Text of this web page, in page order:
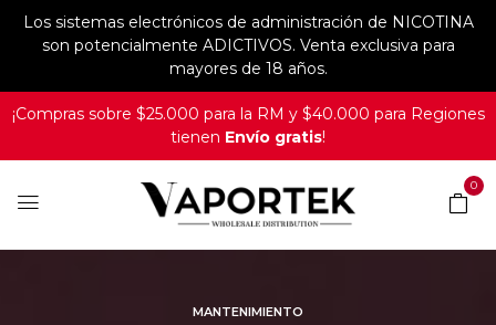
Los sistemas electrónicos de administración de NICOTINA
son potencialmente ADICTIVOS. Venta exclusiva para
mayores de 18 años.
¡Compras sobre $25.000 para la RM y $40.000 para Regiones
tienen Envío gratis!
0
MANTENIMIENTO